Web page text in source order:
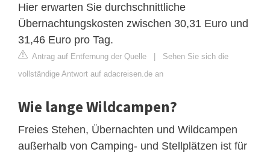
Hier erwarten Sie durchschnittliche
Übernachtungskosten zwischen 30,31 Euro und
31,46 Euro pro Tag.
Antrag auf Entfernung der Quelle | Sehen Sie sich die
vollständige Antwort auf adacreisen.de an
Wie lange Wildcampen?
Freies Stehen, Übernachten und Wildcampen
außerhalb von Camping- und Stellplätzen ist für